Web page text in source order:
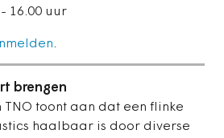
16.00 uur
.
brengen
TNO toont aan dat een flinke
haalbaar is door diverse